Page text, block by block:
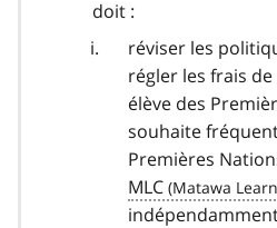
doit :
réviser les
régler les frais
élève des
souhaite
Premières
MLC